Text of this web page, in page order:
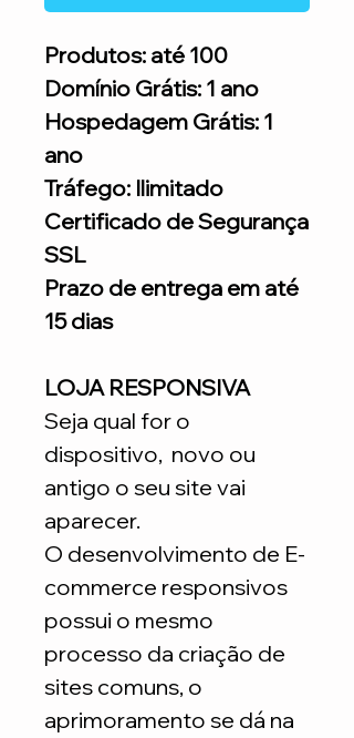
Produtos: até 100
Domínio Grátis: 1 ano
Hospedagem Grátis: 1
ano
Tráfego: Ilimitado
Certificado de Segurança
SSL
Prazo de entrega em até
15 dias
LOJA RESPONSIVA
Seja qual for o
dispositivo, novo ou
antigo o seu site vai
aparecer.
O desenvolvimento de E-
commerce responsivos
possui o mesmo
processo da criação de
sites comuns, o
aprimoramento se dá na